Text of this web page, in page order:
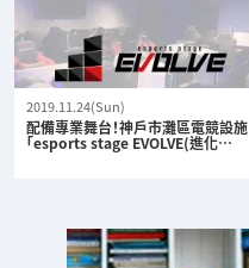
2019.11.24(Sun)
配備專業舞台！神戶市灘區電競設施
「esports stage EVOLVE(進化…